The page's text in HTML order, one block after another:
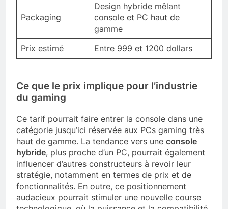
Packaging
Design hybride mêlant
console et PC haut de
gamme
Prix estimé
Entre 999 et 1200 dollars
Ce que le prix implique pour l’industrie
du gaming
Ce tarif pourrait faire entrer la console dans une
catégorie jusqu’ici réservée aux PCs gaming très
haut de gamme. La tendance vers une console
hybride, plus proche d’un PC, pourrait également
influencer d’autres constructeurs à revoir leur
stratégie, notamment en termes de prix et de
fonctionnalités. En outre, ce positionnement
audacieux pourrait stimuler une nouvelle course